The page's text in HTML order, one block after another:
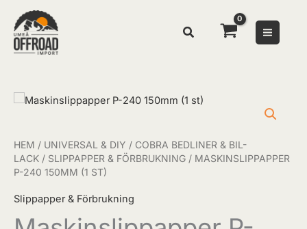
innehåll
HEM / UNIVERSAL & DIY / COBRA BEDLINER & BIL-
LACK / SLIPPAPPER & FÖRBRUKNING / MASKINSLIPPAPPER
P-240 150MM (1 ST)
Slippapper & Förbrukning
Maskinslippapper
150mm
(1
mängd